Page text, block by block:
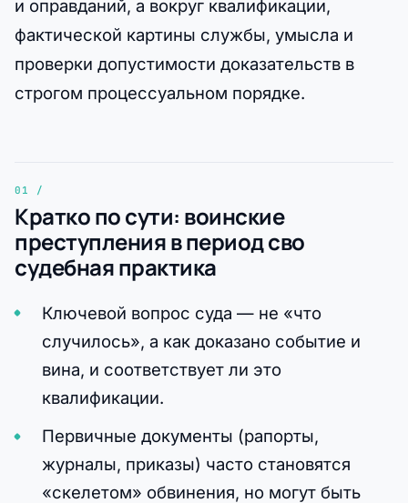
и оправданий, а вокруг квалификации,
фактической картины службы, умысла и
проверки допустимости доказательств в
строгом процессуальном порядке.
Кратко по сути: воинские
преступления в период сво
судебная практика
Ключевой вопрос суда — не «что
случилось», а как доказано событие и
вина, и соответствует ли это
квалификации.
Первичные документы (рапорты,
журналы, приказы) часто становятся
«скелетом» обвинения, но могут быть